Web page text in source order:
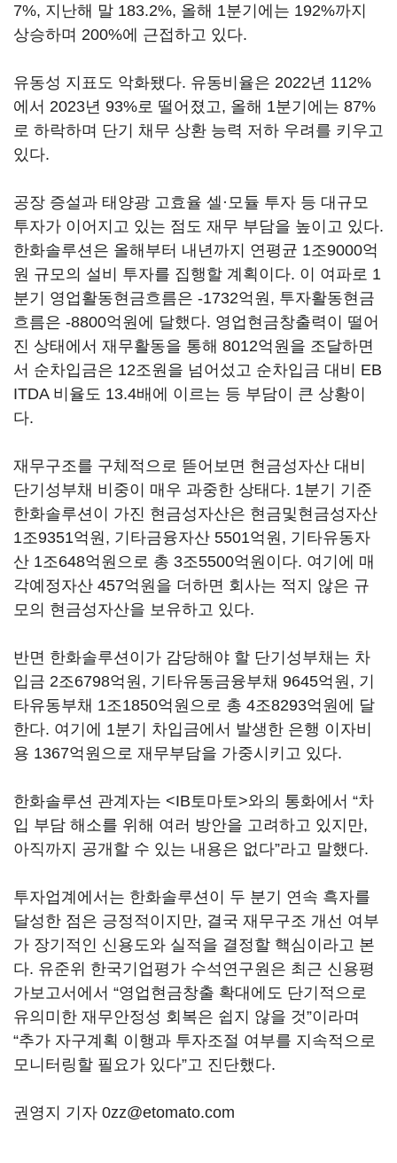
7%, 지난해 말 183.2%, 올해 1분기에는 192%까지
상승하며 200%에 근접하고 있다.
유동성 지표도 악화됐다. 유동비율은 2022년 112%
에서 2023년 93%로 떨어졌고, 올해 1분기에는 87%
로 하락하며 단기 채무 상환 능력 저하 우려를 키우고
있다.
공장 증설과 태양광 고효율 셀·모듈 투자 등 대규모
투자가 이어지고 있는 점도 재무 부담을 높이고 있다.
한화솔루션은 올해부터 내년까지 연평균 1조9000억
원 규모의 설비 투자를 집행할 계획이다. 이 여파로 1
분기 영업활동현금흐름은 -1732억원, 투자활동현금
흐름은 -8800억원에 달했다. 영업현금창출력이 떨어
진 상태에서 재무활동을 통해 8012억원을 조달하면
서 순차입금은 12조원을 넘어섰고 순차입금 대비 EB
ITDA 비율도 13.4배에 이르는 등 부담이 큰 상황이
다.
재무구조를 구체적으로 뜯어보면 현금성자산 대비
단기성부채 비중이 매우 과중한 상태다. 1분기 기준
한화솔루션이 가진 현금성자산은 현금및현금성자산
1조9351억원, 기타금융자산 5501억원, 기타유동자
산 1조648억원으로 총 3조5500억원이다. 여기에 매
각예정자산 457억원을 더하면 회사는 적지 않은 규
모의 현금성자산을 보유하고 있다.
반면 한화솔루션이가 감당해야 할 단기성부채는 차
입금 2조6798억원, 기타유동금융부채 9645억원, 기
타유동부채 1조1850억원으로 총 4조8293억원에 달
한다. 여기에 1분기 차입금에서 발생한 은행 이자비
용 1367억원으로 재무부담을 가중시키고 있다.
한화솔루션 관계자는 <IB토마토>와의 통화에서 “차
입 부담 해소를 위해 여러 방안을 고려하고 있지만,
아직까지 공개할 수 있는 내용은 없다”라고 말했다.
투자업계에서는 한화솔루션이 두 분기 연속 흑자를
달성한 점은 긍정적이지만, 결국 재무구조 개선 여부
가 장기적인 신용도와 실적을 결정할 핵심이라고 본
다. 유준위 한국기업평가 수석연구원은 최근 신용평
가보고서에서 “영업현금창출 확대에도 단기적으로
유의미한 재무안정성 회복은 쉽지 않을 것”이라며
“추가 자구계획 이행과 투자조절 여부를 지속적으로
모니터링할 필요가 있다”고 진단했다.
권영지 기자 0zz@etomato.com